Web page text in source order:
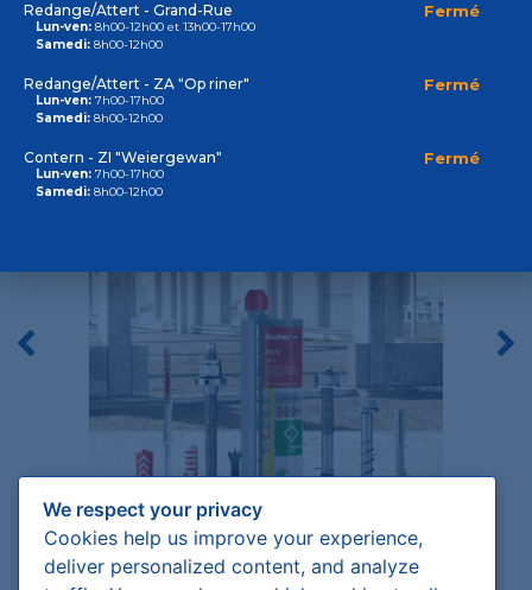
Systèmes de fixations
We respect your privacy
Cookies help us improve your experience,
deliver personalized content, and analyze
Redange/Attert - Grand-Rue
Lun-ven: 8h00-12h00 et 13h00-17h00
Samedi: 8h00-12h00
Fermé
Redange/Attert - ZA "Op riner"
Lun-ven: 7h00-17h00
Samedi: 8h00-12h00
Fermé
Contern - ZI "Weiergewan"
Lun-ven: 7h00-17h00
Samedi: 8h00-12h00
Fermé